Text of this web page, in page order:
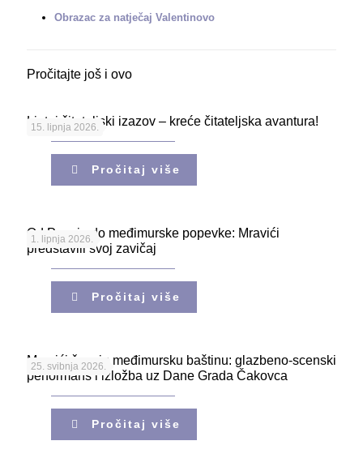
Obrazac za natječaj Valentinovo
Pročitajte još i ovo
15. lipnja 2026.
Ljetni čitateljski izazov – kreće čitateljska avantura!
Pročitaj više
1. lipnja 2026.
Od Pozoja do međimurske popevke: Mravići
predstavili svoj zavičaj
Pročitaj više
25. svibnja 2026.
Mravići čuvaju međimursku baštinu: glazbeno-scenski
performans i izložba uz Dane Grada Čakovca
Pročitaj više